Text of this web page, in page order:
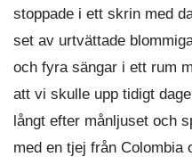
stoppade i ett skrin med
set av urtvättade
och fyra sängar i ett rum
att vi skulle upp tidigt
långt efter månljuset och
med en tjej från Colombia